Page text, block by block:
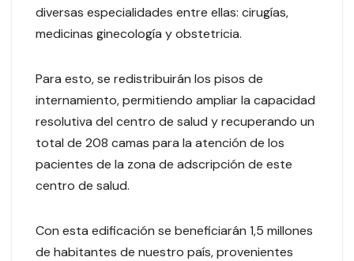
diversas especialidades entre ellas: cirugías,
medicinas ginecología y obstetricia.
Para esto, se redistribuirán los pisos de
internamiento, permitiendo ampliar la capacidad
resolutiva del centro de salud y recuperando un
total de 208 camas para la atención de los
pacientes de la zona de adscripción de este
centro de salud.
Con esta edificación se beneficiarán 1,5 millones
de habitantes de nuestro país, provenientes